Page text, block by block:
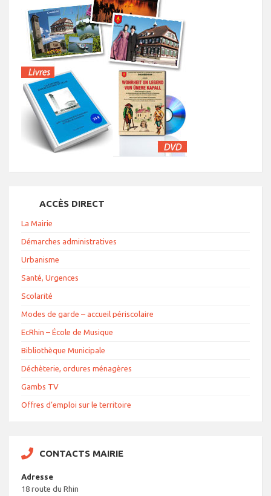
ACCÈS DIRECT
La Mairie
Démarches administratives
Urbanisme
Santé, Urgences
Scolarité
Modes de garde – accueil périscolaire
EcRhin – École de Musique
Bibliothèque Municipale
Déchèterie, ordures ménagères
Gambs TV
Offres d’emploi sur le territoire
CONTACTS MAIRIE
Adresse
18 route du Rhin